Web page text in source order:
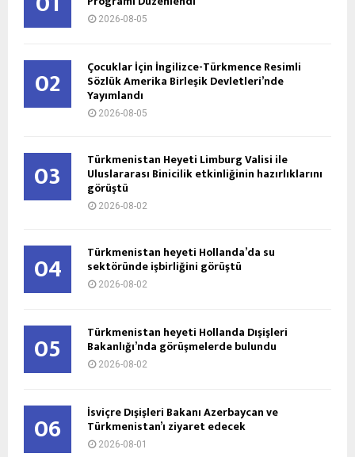
2026-08-05
02 Çocuklar İçin İngilizce-Türkmence Resimli
Sözlük Amerika Birleşik Devletleri’nde
Yayımlandı
2026-08-05
03 Türkmenistan Heyeti Limburg Valisi ile
Uluslararası Binicilik etkinliğinin hazırlıklarını
görüştü
2026-08-02
04 Türkmenistan heyeti Hollanda’da su
sektöründe işbirliğini görüştü
2026-08-02
05 Türkmenistan heyeti Hollanda Dışişleri
Bakanlığı’nda görüşmelerde bulundu
2026-08-02
06 İsviçre Dışişleri Bakanı Azerbaycan ve
Türkmenistan’ı ziyaret edecek
2026-08-01